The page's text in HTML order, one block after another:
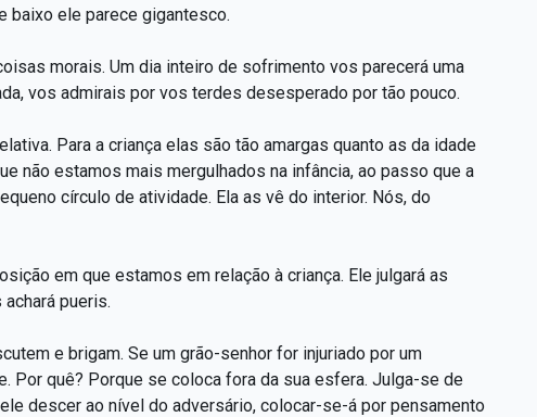
baixo ele parece gigantesco.
morais. Um dia inteiro de sofrimento vos parecerá uma
vos admirais por vos terdes desesperado por tão pouco.
Para a criança elas são tão amargas quanto as da idade
não estamos mais mergulhados na infância, ao passo que a
círculo de atividade. Ela as vê do interior. Nós, do
em que estamos em relação à criança. Ele julgará as
pueris.
e brigam. Se um grão-senhor for injuriado por um
Por quê? Porque se coloca fora da sua esfera. Julga-se de
descer ao nível do adversário, colocar-se-á por pensamento